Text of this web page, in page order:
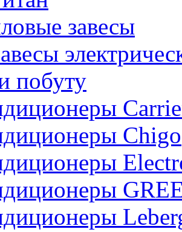
завесы
побуту
Chigo